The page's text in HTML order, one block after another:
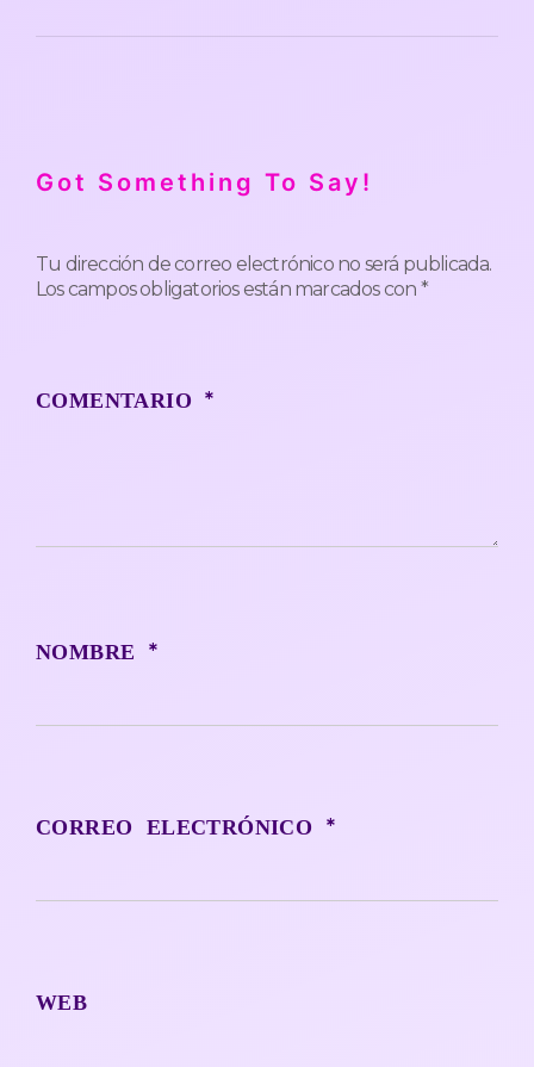
Got Something To Say!
Tu dirección de correo electrónico no será publicada.
Los campos obligatorios están marcados con *
COMENTARIO*
NOMBRE *
CORREO ELECTRÓNICO *
WEB